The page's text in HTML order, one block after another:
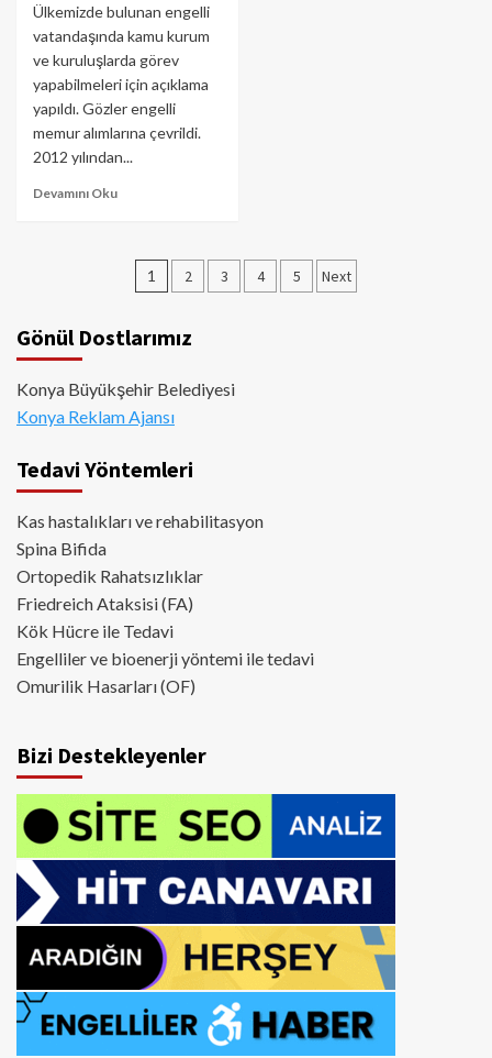
Ülkemizde bulunan engelli
vatandaşında kamu kurum
ve kuruluşlarda görev
yapabilmeleri için açıklama
yapıldı. Gözler engelli
memur alımlarına çevrildi.
2012 yılından...
Devamını Oku
Yazı
1 2 3 4 5 Next
Gönül Dostlarımız
Konya Büyükşehir Belediyesi
Konya Reklam Ajansı
Tedavi Yöntemleri
Kas hastalıkları ve rehabilitasyon
Spina Bifida
Ortopedik Rahatsızlıklar
Friedreich Ataksisi (FA)
Kök Hücre ile Tedavi
Engelliler ve bioenerji yöntemi ile tedavi
Omurilik Hasarları (OF)
Bizi Destekleyenler